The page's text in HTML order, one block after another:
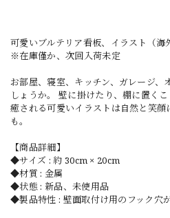
可愛いブルテリア看板、イラスト（海
※在庫僅か、次回入荷未定
お部屋、寝室、キッチン、ガレージ、
しょうか。 壁に掛けたり、棚に置く
癒される可愛いイラストは自然と笑顔
も。
【商品詳細】
◆サイズ : 約 30cm × 20cm
◆材質 : 金属
◆状態 : 新品、未使用品
◆製品特性 : 壁面取付け用のフック穴